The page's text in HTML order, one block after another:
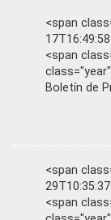
<span
<span
Boletín de
<span
<span